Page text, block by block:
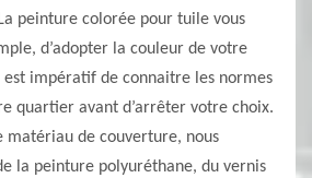
peinture colorée pour tuile vous
d’adopter la couleur de votre
est impératif de connaitre les normes
quartier avant d’arrêter votre choix.
matériau de couverture, nous
la peinture polyuréthane, du vernis